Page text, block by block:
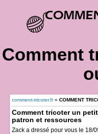
Comment
comment-tricoter.fr» COMMENT
Comment tricoter un
patron et ressources
Zack a dressé pour vous le 18/